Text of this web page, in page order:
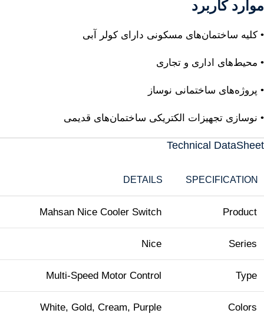
موارد کاربرد
• کلیه ساختمان‌های مسکونی دارای کولر آبی
• محیط‌های اداری و تجاری
• پروژه‌های ساختمانی نوساز
• نوسازی تجهیزات الکتریکی ساختمان‌های قدیمی
Technical DataSheet
SPECIFICATION
DETAILS
Product
Mahsan Nice Cooler Switch
Series
Nice
Type
Multi-Speed Motor Control
Colors
White, Gold, Cream, Purple